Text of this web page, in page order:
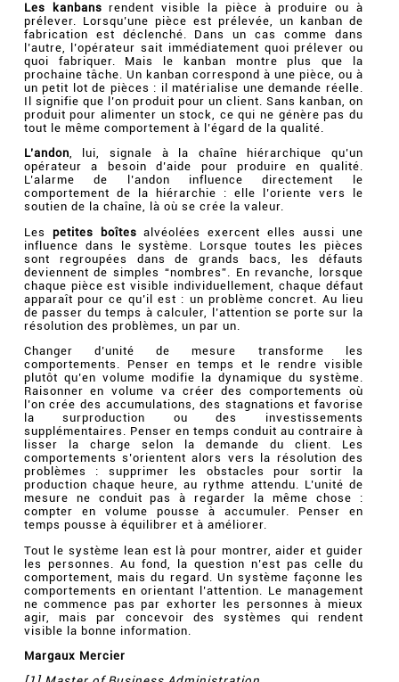
Les kanbans rendent visible la pièce à produire ou à
prélever. Lorsqu’une pièce est prélevée, un kanban de
fabrication est déclenché. Dans un cas comme dans
l’autre, l’opérateur sait immédiatement quoi prélever ou
quoi fabriquer. Mais le kanban montre plus que la
prochaine tâche. Un kanban correspond à une pièce, ou à
un petit lot de pièces : il matérialise une demande réelle.
Il signifie que l’on produit pour un client. Sans kanban, on
produit pour alimenter un stock, ce qui ne génère pas du
tout le même comportement à l’égard de la qualité.
L’andon, lui, signale à la chaîne hiérarchique qu’un
opérateur a besoin d’aide pour produire en qualité.
L’alarme de l’andon influence directement le
comportement de la hiérarchie : elle l’oriente vers le
soutien de la chaîne, là où se crée la valeur.
Les petites boîtes alvéolées exercent elles aussi une
influence dans le système. Lorsque toutes les pièces
sont regroupées dans de grands bacs, les défauts
deviennent de simples “nombres”. En revanche, lorsque
chaque pièce est visible individuellement, chaque défaut
apparaît pour ce qu’il est : un problème concret. Au lieu
de passer du temps à calculer, l’attention se porte sur la
résolution des problèmes, un par un.
Changer d’unité de mesure transforme les
comportements. Penser en temps et le rendre visible
plutôt qu’en volume modifie la dynamique du système.
Raisonner en volume va créer des comportements où
l’on crée des accumulations, des stagnations et favorise
la surproduction ou des investissements
supplémentaires. Penser en temps conduit au contraire à
lisser la charge selon la demande du client. Les
comportements s’orientent alors vers la résolution des
problèmes : supprimer les obstacles pour sortir la
production chaque heure, au rythme attendu. L’unité de
mesure ne conduit pas à regarder la même chose :
compter en volume pousse à accumuler. Penser en
temps pousse à équilibrer et à améliorer.
Tout le système lean est là pour montrer, aider et guider
les personnes. Au fond, la question n’est pas celle du
comportement, mais du regard. Un système façonne les
comportements en orientant l’attention. Le management
ne commence pas par exhorter les personnes à mieux
agir, mais par concevoir des systèmes qui rendent
visible la bonne information.
Margaux Mercier